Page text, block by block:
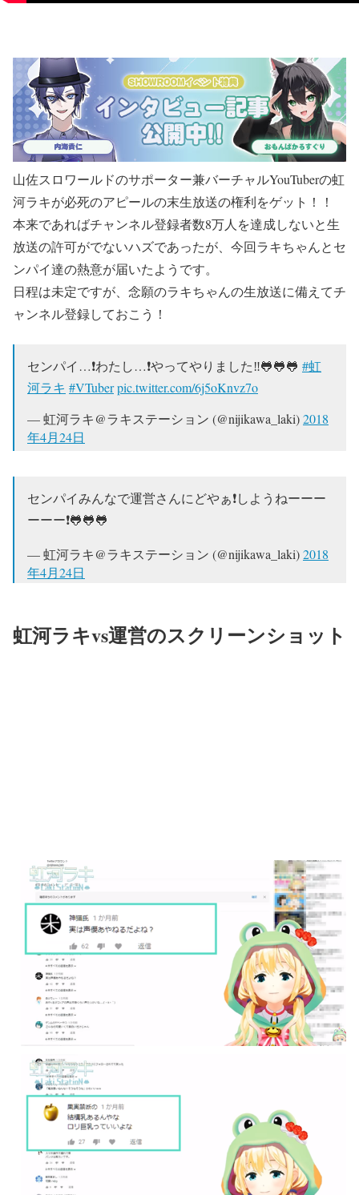
山佐スロワールドのサポーター兼バーチャルYouTuberの虹
河ラキが必死のアピールの末生放送の権利をゲット！！
本来であればチャンネル登録者数8万人を達成しないと生
放送の許可がでないハズであったが、今回ラキちゃんとセ
ンパイ達の熱意が届いたようです。
日程は未定ですが、念願のラキちゃんの生放送に備えてチ
ャンネル登録しておこう！
センパイ…❗️わたし…❗️やってやりました‼️🐸🐸🐸 #虹
河ラキ #VTuberpic.twitter.com/6j5oKnvz7o
— 虹河ラキ@ラキステーション (@nijikawa_laki)2018
年4月24日
センパイみんなで運営さんにどやぁ❗️しようねーーー
ーーー❗️🐸🐸🐸
— 虹河ラキ@ラキステーション (@nijikawa_laki)2018
年4月24日
虹河ラキvs運営のスクリーンショット